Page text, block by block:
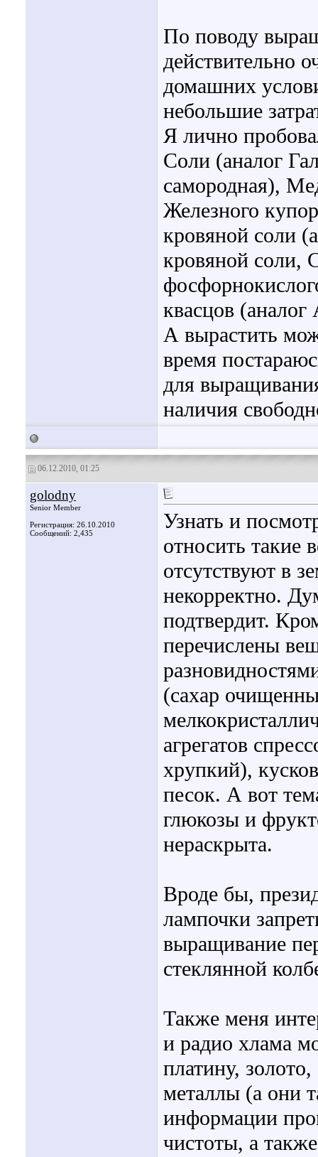
По поводу
действительно
домашних
небольшие
Я лично
Соли (аналог
самородная),
Железного
кровяной соли
кровяной
квасцов
А вырастить
время
для
наличия
06.12.2010, 01:25
golodny
Senior Member
Регистрация: 26.10.2010
Сообщений: 2,435
Узнать и
относить такие
отсутствуют в
некорректно.
подтвердит.
перечислены
(сахар
агрегатов
хрупкий),
песок. А вот
глюкозы и
нераскрыта.
Вроде бы,
лампочки
выращивание
стеклянной
Также меня
и радио хлама
платину,
металлы (а они
информации
чистоты, а